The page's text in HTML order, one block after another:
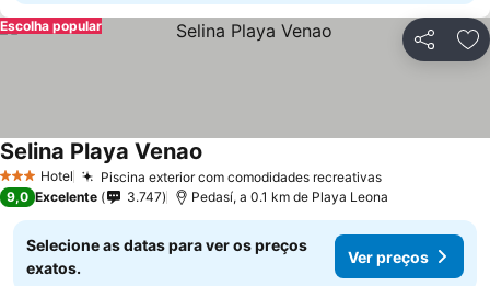
Partilhar
Escolha popular
3 EstrelasHotel Piscina exterior com comodidades recreativasVer preços
Selina Playa Venao
9,0 Excelente 3.747 Pedasí, a 0.1 km de Playa Leona
Selecione as datas para ver os preços
exatos.
Ver preços